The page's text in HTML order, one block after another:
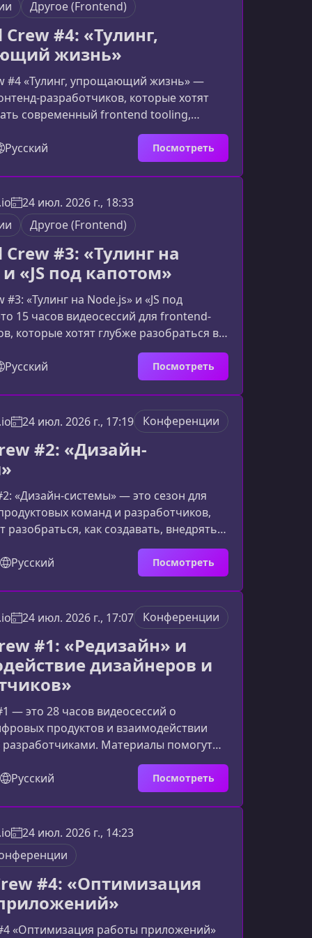
в реальные пр
Другое (Frontend)
#4: «Тулинг,
жизнь»
#4 «Тулинг, упрощающий жизнь» —
разработчиков, которые хотят
современный frontend tooling,
контролировать сборку и
приложений с помощью
подхода, кодогенерации, анализа
и монорепозиториев.О чем этот сезон
четвертом сезоне Frontend Crew
инструменты, которые помогают
работать быстрее, без
Русский Посмотреть
24 июл. 2026 г., 18:33
Другое (Frontend)
#3: «Тулинг на
«JS под капотом»
«Тулинг на Node.js» и «JS под
15 часов видеосессий для frontend-
которые хотят глубже разобраться в
JavaScript, инструментах разработки,
пакетных менеджерах,
и внутреннем устройстве JS-
курса посвящены двум
frontend-разработки:
тулингу на Node.js и глубокому
как работает JavaSc
Русский Посмотреть
24 июл. 2026 г., 17:19 Конференции
#2: «Дизайн-
«Дизайн-системы» — это сезон для
команд и разработчиков,
разобраться, как создавать, внедрять и
системы в реальных проектах. Вы
работа над дизайн-системой,
команде, как избежать типичных
бизнес инвестировать в
курсеВо втором сезоне Design
разбирают практические вопросы
Русский Посмотреть
24 июл. 2026 г., 17:07 Конференции
#1: «Редизайн» и
дизайнеров и
— это 28 часов видеосессий о
продуктов и взаимодействии
разработчиками. Материалы помогут
редизайн как на управляемый
от постановки задачи и работы с
до передачи макетов в разработку и
курсеКурс объединяет
разборы кейсов, баттлы и
сессии от дизайнеров, арт-директоров,
и разработчиков
Русский Посмотреть
24 июл. 2026 г., 14:23
#4: «Оптимизация
«Оптимизация работы приложений»